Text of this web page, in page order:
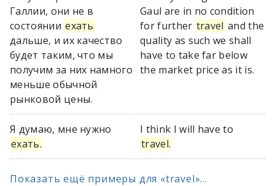
Галлии, они не в
состоянии ехать
дальше, и их качество
будет таким, что мы
получим за них намного
меньше обычной
рынковой цены.
Gaul are in no condition
for further travel and the
quality as such we shall
have to take far below
the market price as it is.
Я думаю, мне нужно
ехать.
I think I will have to
travel.
Показать ещё примеры для «travel»...